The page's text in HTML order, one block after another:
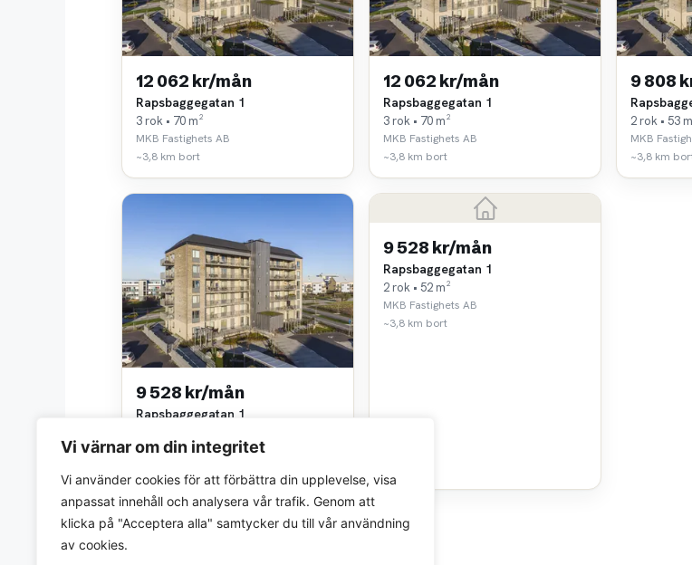
Vi värnar om din integritet
Vi använder cookies för att förbättra din upplevelse, visa
anpassat innehåll och analysera vår trafik. Genom att
klicka på "Acceptera alla" samtycker du till vår användning
av cookies.
12 062 kr/mån
Rapsbaggegatan 1
3 rok • 70 m²
MKB Fastighets AB
~3,8 km bort
12 062 kr/mån
Rapsbaggegatan 1
3 rok • 70 m²
MKB Fastighets AB
~3,8 km bort
9 808
2 rok • 53
MKB
~3,8 km
9 528 kr/mån
Rapsbaggegatan 1
MKB Fastighets AB
9 528 kr/mån
Rapsbaggegatan 1
2 rok • 52 m²
MKB Fastighets AB
~3,8 km bort